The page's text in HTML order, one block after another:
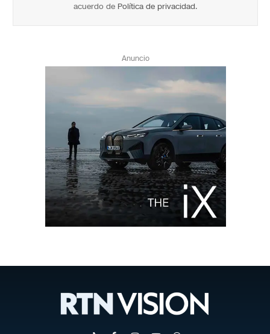
acuerdo de Política de privacidad.
Anuncio